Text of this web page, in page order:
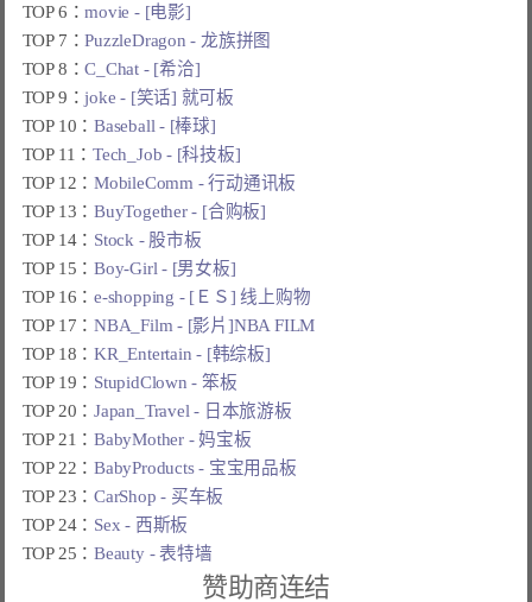
TOP 6：movie - [电影]
TOP 7：PuzzleDragon - 龙族拼图
TOP 8：C_Chat - [希洽]
TOP 9：joke - [笑话] 就可板
TOP 10：Baseball - [棒球]
TOP 11：Tech_Job - [科技板]
TOP 12：MobileComm - 行动通讯板
TOP 13：BuyTogether - [合购板]
TOP 14： Stock - 股市板
TOP 15：Boy-Girl - [男女板]
TOP 16：e-shopping - [ＥＳ] 线上购物
TOP 17：NBA_Film - [影片]NBA FILM
TOP 18：KR_Entertain - [韩综板]
TOP 19： StupidClown - 笨板
TOP 20：Japan_Travel - 日本旅游板
TOP 21：BabyMother - 妈宝板
TOP 22：BabyProducts - 宝宝用品板
TOP 23：CarShop - 买车板
TOP 24： Sex - 西斯板
TOP 25：Beauty - 表特墙
赞助商连结